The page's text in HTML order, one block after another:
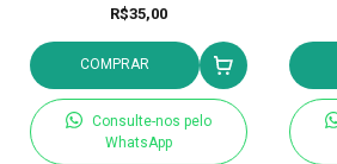
R$35,00
COMPRAR
Consulte-nos pelo
WhatsApp